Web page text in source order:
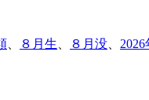
８月生 ８月没